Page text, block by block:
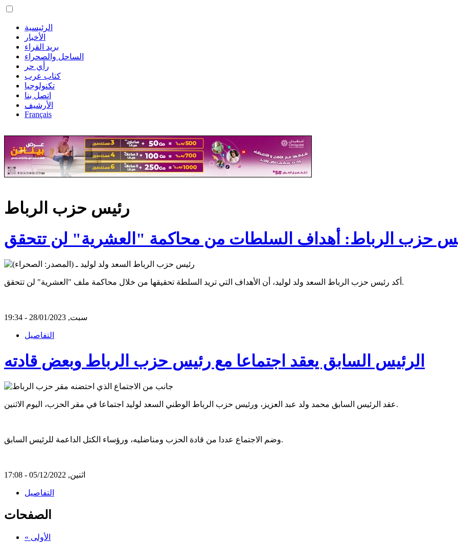
الرئيسية
الأخبار
بريد القراء
الساحل والصحراء
رأي حر
كتاب عرب
تكنولوجيا
اتصل بنا
الأرشيف
Français
رئيس حزب الرباط
حزب الرباط: أهداف السلطات من محاكمة "العشرية" لن تتحقق
أكد رئيس حزب الرباط السعد ولد لوليد، أن الأهداف التي تريد السلطة تحقيقها من خلال محاكمة ملف "العشرية" لن تتحقق.
سبت, 28/01/2023 - 19:34
التفاصيل
الرئيس السابق يعقد اجتماعا مع رئيس حزب الرباط وبعض قادته
عقد الرئيس السابق محمد ولد عبد العزيز، ورئيس حزب الرباط الوطني السعد لوليد اجتماعا في مقر الحزب، اليوم الاثنين.
وضم الاجتماع عددا من قادة الحزب ومناضليه، ورؤساء الكتل الداعمة للرئيس السابق.
اثنين, 05/12/2022 - 17:08
التفاصيل
الصفحات
« الأولى